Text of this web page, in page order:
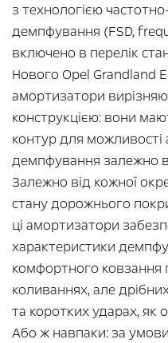
з технологією
демпфування (FSD,
включено в перелік
Нового Opel Grandland
амортизатори
конструкцією: вони
контур для можливості
демпфування залежно
Залежно від кожної
стану дорожнього
ці амортизатори
характеристики
комфортного ковзання
коливаннях, але
та коротких ударах, як
Або ж навпаки: за